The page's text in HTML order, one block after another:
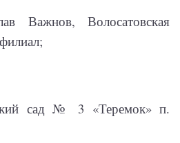
Важнов, Волосатовская
сад № 3 «Теремок» п.